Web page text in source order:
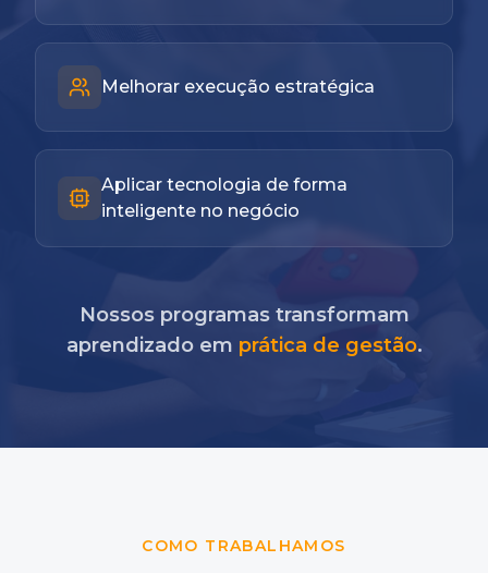
Melhorar execução estratégica
Aplicar tecnologia de forma
inteligente no negócio
Nossos programas transformam
aprendizado em prática de gestão.
COMO TRABALHAMOS